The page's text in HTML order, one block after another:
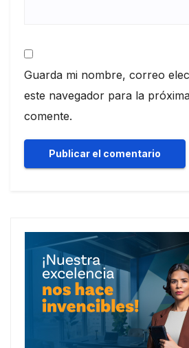
Guarda mi nombre, correo
este navegador para la
comente.